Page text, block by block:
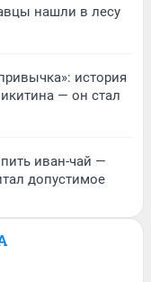
нашли в лесу
история
— он стал
иван-чай —
допустимое